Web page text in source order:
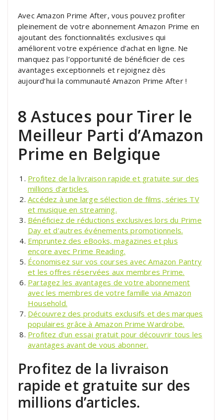
Avec Amazon Prime After, vous pouvez profiter
pleinement de votre abonnement Amazon Prime en
ajoutant des fonctionnalités exclusives qui
améliorent votre expérience d’achat en ligne. Ne
manquez pas l’opportunité de bénéficier de ces
avantages exceptionnels et rejoignez dès
aujourd’hui la communauté Amazon Prime After !
8 Astuces pour Tirer le
Meilleur Parti d’Amazon
Prime en Belgique
Profitez de la livraison rapide et gratuite sur des
millions d’articles.
Accédez à une large sélection de films, séries TV
et musique en streaming.
Bénéficiez de réductions exclusives lors du Prime
Day et d’autres événements promotionnels.
Empruntez des eBooks, magazines et plus
encore avec Prime Reading.
Économisez sur vos courses avec Amazon Pantry
et les offres réservées aux membres Prime.
Partagez les avantages de votre abonnement
avec les membres de votre famille via Amazon
Household.
Découvrez des produits exclusifs et des marques
populaires grâce à Amazon Prime Wardrobe.
Profitez d’un essai gratuit pour découvrir tous les
avantages avant de vous abonner.
Profitez de la livraison
rapide et gratuite sur des
millions d’articles.